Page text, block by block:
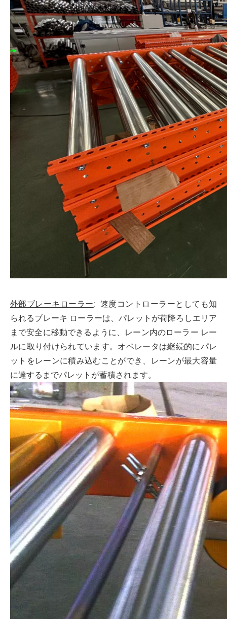
外部ブレーキローラー: 速度コントローラーとしても知
られるブレーキ ローラーは、パレットが荷降ろしエリア
まで安全に移動できるように、レーン内のローラー レー
ルに取り付けられています。オペレータは継続的にパレ
ットをレーンに積み込むことができ、レーンが最大容量
に達するまでパレットが蓄積されます。